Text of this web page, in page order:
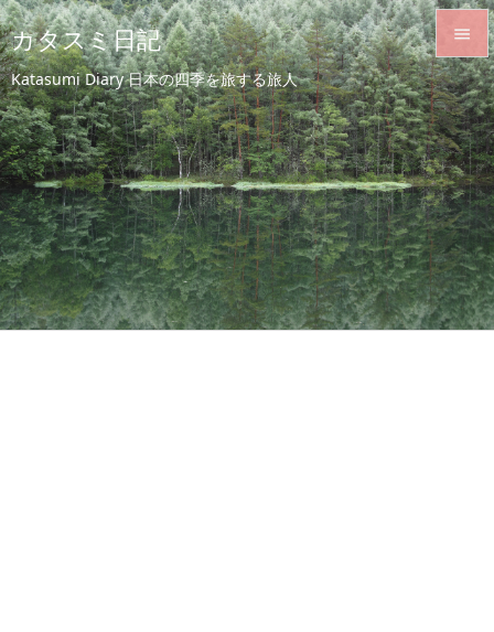
カタスミ日記
Katasumi Diary 日本の四季を旅する旅人


メニュ

サイド

前へ

次へ

検索